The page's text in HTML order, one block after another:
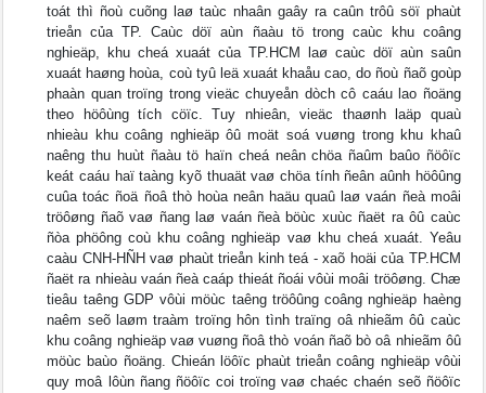
toát thì ñoù cuõng laø taùc nhaân gaây ra caûn trôû söï phaùt
trieån của TP. Caùc döï aùn ñaàu tö trong caùc khu coâng
nghieäp, khu cheá xuaát của TP.HCM laø caùc döï aùn saûn
xuaát haøng hoùa, coù tyû leä xuaát khaåu cao, do ñoù ñaõ goùp
phaàn quan troïng trong vieäc chuyeån dòch cô caáu lao ñoäng
theo höôùng tích cöïc. Tuy nhieân, vieäc thaønh laäp quaù
nhieàu khu coâng nghieäp ôû moät soá vuøng trong khu khaû
naêng thu huùt ñaàu tö haïn cheá neân chöa ñaûm baûo ñöôïc
keát caáu haï taàng kyõ thuaät vaø chöa tính ñeân aûnh höôûng
cuûa toác ñoä ñoâ thò hoùa neân haäu quaû laø vaán ñeà moâi
tröôøng ñaõ vaø ñang laø vaán ñeà böùc xuùc ñaët ra ôû caùc
ñòa phöông coù khu coâng nghieäp vaø khu cheá xuaát. Yeâu
caàu CNH-HÑH vaø phaùt trieån kinh teá - xaõ hoäi của TP.HCM
ñaët ra nhieàu vaán ñeà caáp thieát ñoái vôùi moâi tröôøng. Chæ
tieâu taêng GDP vôùi möùc taêng tröôûng coâng nghieäp haèng
naêm seõ laøm traàm troïng hôn tình traïng oâ nhieãm ôû caùc
khu coâng nghieäp vaø vuøng ñoâ thò voán ñaõ bò oâ nhieãm ôû
möùc baùo ñoäng. Chieán löôïc phaùt trieån coâng nghieäp vôùi
quy moâ lôùn ñang ñöôïc coi troïng vaø chaéc chaén seõ ñöôïc